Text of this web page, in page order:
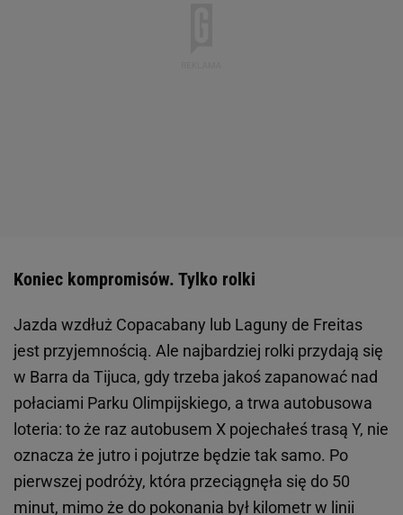
Koniec kompromisów. Tylko rolki
Jazda wzdłuż Copacabany lub Laguny de Freitas
jest przyjemnością. Ale najbardziej rolki przydają się
w Barra da Tijuca, gdy trzeba jakoś zapanować nad
połaciami Parku Olimpijskiego, a trwa autobusowa
loteria: to że raz autobusem X pojechałeś trasą Y, nie
oznacza że jutro i pojutrze będzie tak samo. Po
pierwszej podróży, która przeciągnęła się do 50
minut, mimo że do pokonania był kilometr w linii